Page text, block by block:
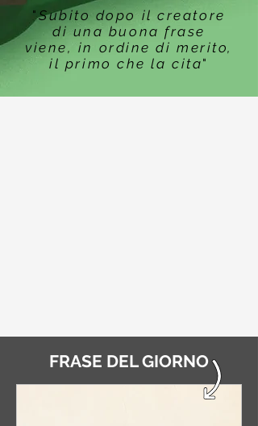
"Subito dopo il creatore
di una buona frase
viene, in ordine di merito,
il primo che la cita"
FRASE DEL GIORNO